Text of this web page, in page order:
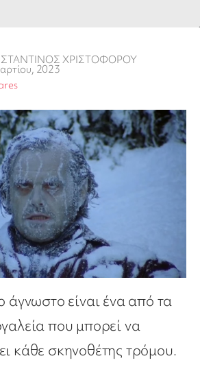
ΧΡΙΣΤΟΦΟΡΟΥ
2023
είναι ένα από τα
που μπορεί να
κάθε σκηνοθέτης τρόμου.